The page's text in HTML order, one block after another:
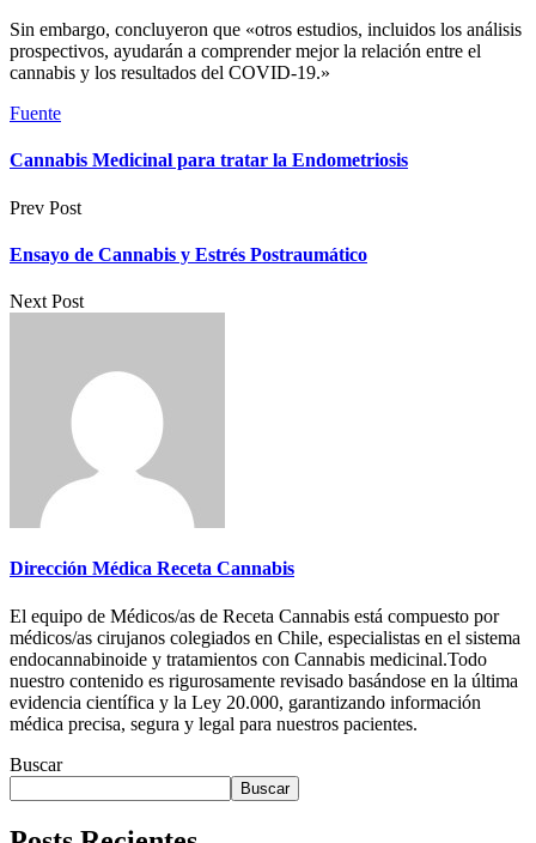
Sin embargo, concluyeron que «otros estudios, incluidos los análisis
prospectivos, ayudarán a comprender mejor la relación entre el
cannabis y los resultados del COVID-19.»
Fuente
Cannabis Medicinal para tratar la Endometriosis
Prev Post
Ensayo de Cannabis y Estrés Postraumático
Next Post
Dirección Médica Receta Cannabis
El equipo de Médicos/as de Receta Cannabis está compuesto por
médicos/as cirujanos colegiados en Chile, especialistas en el sistema
endocannabinoide y tratamientos con Cannabis medicinal.Todo
nuestro contenido es rigurosamente revisado basándose en la última
evidencia científica y la Ley 20.000, garantizando información
médica precisa, segura y legal para nuestros pacientes.
Buscar
Buscar